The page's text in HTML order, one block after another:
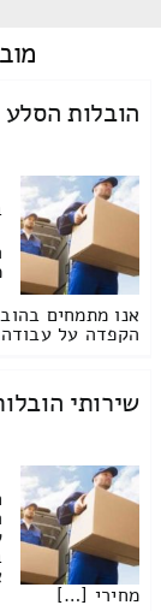
הובלות הסלע
אנו מתמחים
הקפדה על
שירותי
מחירי […]